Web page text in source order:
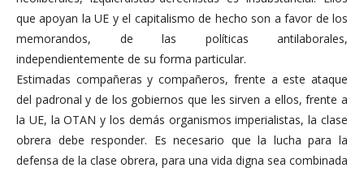
que apoyan la UE y el capitalismo de hecho son a favor de los
memorandos, de las políticas antilaborales,
independientemente de su forma particular.
Estimadas compañeras y compañeros, frente a este ataque
del padronal y de los gobiernos que les sirven a ellos, frente a
la UE, la OTAN y los demás organismos imperialistas, la clase
obrera debe responder. Es necesario que la lucha para la
defensa de la clase obrera, para una vida digna sea combinada